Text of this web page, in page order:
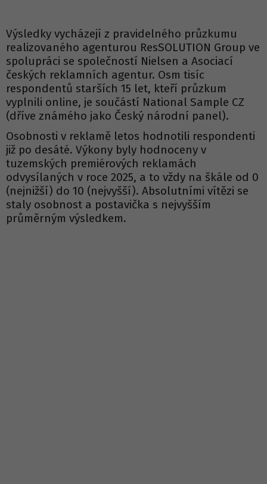
Výsledky vycházejí z pravidelného průzkumu
realizovaného agenturou ResSOLUTION Group ve
spolupráci se společností Nielsen a Asociací
českých reklamních agentur. Osm tisíc
respondentů starších 15 let, kteří průzkum
vyplnili online, je součástí National Sample CZ
(dříve známého jako Český národní panel).
Osobnosti v reklamě letos hodnotili respondenti
již po desáté. Výkony byly hodnoceny v
tuzemských premiérových reklamách
odvysílaných v roce 2025, a to vždy na škále od 0
(nejnižší) do 10 (nejvyšší). Absolutními vítězi se
staly osobnost a postavička s nejvyšším
průměrným výsledkem.